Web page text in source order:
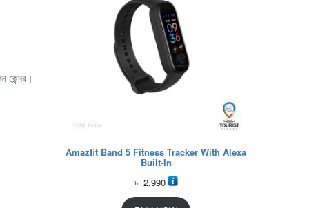
কেন্দ্র।
Amazfit Band 5 Fitness Tracker With Alexa
Built-In
৳ 2,990